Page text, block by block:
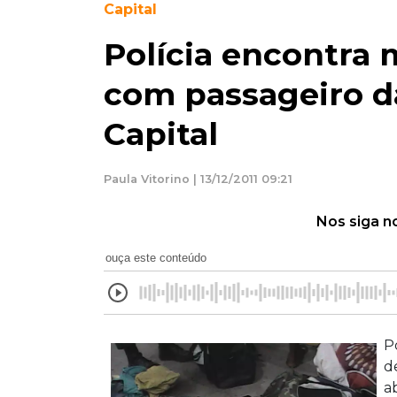
Capital
Polícia encontra
com passageiro
Capital
Paula Vitorino | 13/12/2011 09:21
Nos siga
ouça este conteúdo